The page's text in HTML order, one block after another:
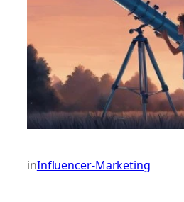
inInfluencer-Marketing